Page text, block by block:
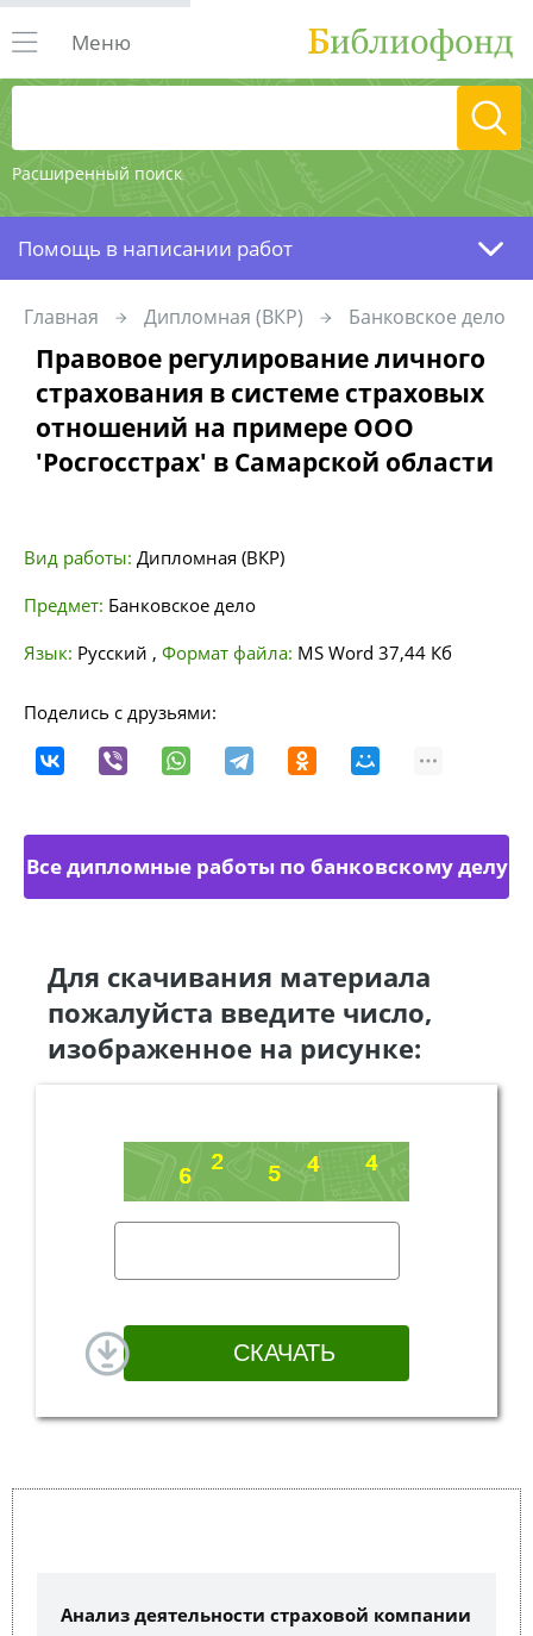
Расширенный поиск
Меню
Помощь в написании работ
Главная Дипломная (ВКР) Банковское дело
Правовое регулирование личного
страхования в системе страховых
отношений на примере ООО
'Росгосстрах' в Самарской области
Вид работы: Дипломная (ВКР)
Предмет: Банковское дело
Язык: Русский , Формат файла: MS Word 37,44 Кб
Поделись с друзьями:
Все дипломные работы по банковскому делу
Для скачивания материала
пожалуйста введите число,
изображенное на рисунке:
Анализ деятельности страховой компании